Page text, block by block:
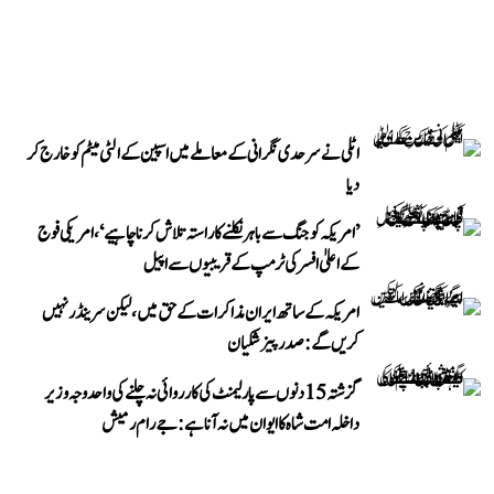
اٹلی نے سرحدی نگرانی کے معاملے میں اسپین کے الٹی میٹم کو خارج کر
دیا
’امریکہ کو جنگ سے باہر نکلنے کا راستہ تلاش کرنا چاہیے‘، امریکی فوج
کے اعلیٰ افسر کی ٹرمپ کے قریبیوں سے اپیل
امریکہ کے ساتھ ایران مذاکرات کے حق میں، لیکن سرینڈر نہیں
کریں گے: صدر پیزشکیان
گزشتہ 15 دنوں سے پارلیمنٹ کی کارروائی نہ چلنے کی واحد وجہ وزیر
داخلہ امت شاہ کا ایوان میں نہ آنا ہے: جے رام رمیش